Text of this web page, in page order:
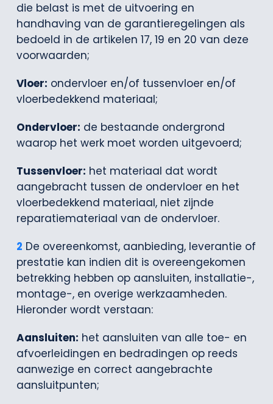
die belast is met de uitvoering en
handhaving van de garantieregelingen als
bedoeld in de artikelen 17, 19 en 20 van deze
voorwaarden;
Vloer: ondervloer en/of tussenvloer en/of
vloerbedekkend materiaal;
Ondervloer: de bestaande ondergrond
waarop het werk moet worden uitgevoerd;
Tussenvloer: het materiaal dat wordt
aangebracht tussen de ondervloer en het
vloerbedekkend materiaal, niet zijnde
reparatiemateriaal van de ondervloer.
2 De overeenkomst, aanbieding, leverantie of
prestatie kan indien dit is overeengekomen
betrekking hebben op aansluiten, installatie-,
montage-, en overige werkzaamheden.
Hieronder wordt verstaan:
Aansluiten: het aansluiten van alle toe- en
afvoerleidingen en bedradingen op reeds
aanwezige en correct aangebrachte
aansluitpunten;